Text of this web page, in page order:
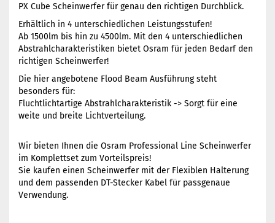
PX Cube Scheinwerfer für genau den richtigen Durchblick.
Erhältlich in 4 unterschiedlichen Leistungsstufen!
Ab 1500lm bis hin zu 4500lm. Mit den 4 unterschiedlichen
Abstrahlcharakteristiken bietet Osram für jeden Bedarf den
richtigen Scheinwerfer!
Die hier angebotene Flood Beam Ausführung steht
besonders für:
Fluchtlichtartige Abstrahlcharakteristik -> Sorgt für eine
weite und breite Lichtverteilung.
Wir bieten Ihnen die Osram Professional Line Scheinwerfer
im Komplettset zum Vorteilspreis!
Sie kaufen einen Scheinwerfer mit der Flexiblen Halterung
und dem passenden DT-Stecker Kabel für passgenaue
Verwendung.